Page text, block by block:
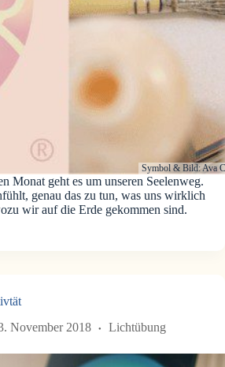
Symbol & Bild: Ava
Monat geht es um unseren Seelenweg.
genau das zu tun, was uns wirklich
wir auf die Erde gekommen sind.
November 2018 Lichtübung